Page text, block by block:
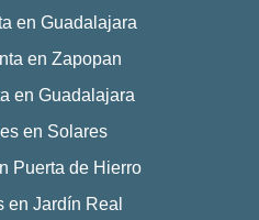
en Guadalajara
en Zapopan
en Guadalajara
en Solares
Puerta de Hierro
en Jardín Real